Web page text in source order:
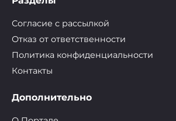
Согласие с рассылкой
Отказ от ответственности
Политика конфиденциальности
Контакты
Дополнительно